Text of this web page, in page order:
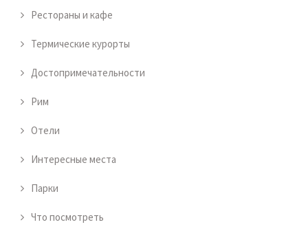
Рестораны и кафе
Термические курорты
Достопримечательности
Рим
Отели
Интересные места
Парки
Что посмотреть